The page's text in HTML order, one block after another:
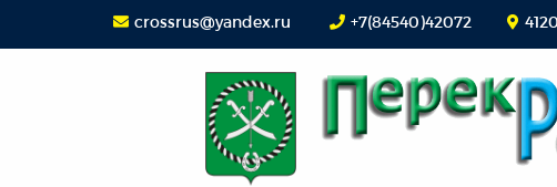
crossrus@yandex.ru +7(84540)42072